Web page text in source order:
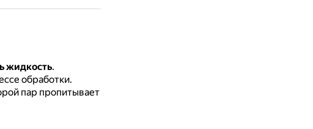
жидкость.
обработки.
пар пропитывает